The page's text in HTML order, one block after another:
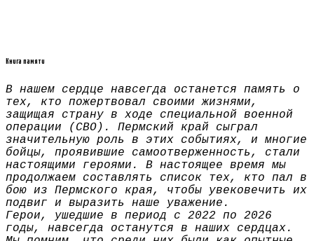
Книга памяти
В нашем сердце навсегда останется память о
тех, кто пожертвовал своими жизнями,
защищая страну в ходе специальной военной
операции (СВО). Пермский край сыграл
значительную роль в этих событиях, и многие
бойцы, проявившие самоотверженность, стали
настоящими героями. В настоящее время мы
продолжаем составлять список тех, кто пал в
бою из Пермского края, чтобы увековечить их
подвиг и выразить наше уважение.
Герои, ушедшие в период с 2022 по 2026
годы, навсегда останутся в наших сердцах.